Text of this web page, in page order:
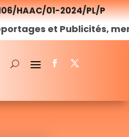
HAAC/01-2024/PL/P
Publicités, merci de